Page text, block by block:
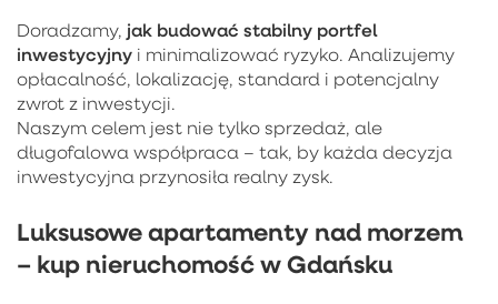
Doradzamy, jak budować stabilny portfel
inwestycyjny i minimalizować ryzyko. Analizujemy
opłacalność, lokalizację, standard i potencjalny
zwrot z inwestycji.
Naszym celem jest nie tylko sprzedaż, ale
długofalowa współpraca – tak, by każda decyzja
inwestycyjna przynosiła realny zysk.
Luksusowe apartamenty nad morzem
– kup nieruchomość w Gdańsku